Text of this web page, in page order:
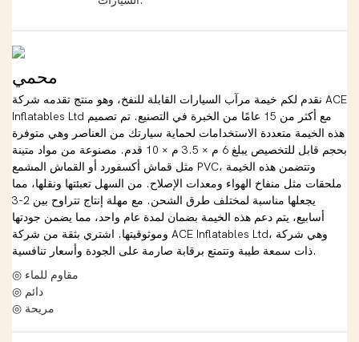
محمي
نقدم لكم خيمة مرآب السيارات القابلة للنفخ، وهو منتج تقدمه شركة ACE
Inflatables Ltd مع أكثر من 15 عامًا من الخبرة في التصنيع. تم تصميم
هذه الخيمة متعددة الاستخدامات لحماية سيارتك من العناصر وهي متوفرة
بحجم قابل للتخصيص يبلغ 6 م × 3.5 م × 10 قدم. مصنوعة من مواد متينة
مثل قماش أكسفورد أو القماش المشمع PVC، وتتضمن هذه الخيمة
ملحقات مثل منفاخ الهواء ومعدات الإصلاح. من السهل تعبئتها ونقلها، مما
يجعلها مناسبة لمختلف طرق الشحن. مع مهلة إنتاج تتراوح بين 2-3
أسابيع، يتم دعم هذه الخيمة بضمان لمدة عام واحد، مما يضمن جودتها
وموثوقيتها. اشتري بثقة من شركة ACE Inflatables Ltd، وهي شركة
ذات سمعة طيبة وتتمتع برقابة صارمة على الجودة وأسعار تنافسية.
◎ مقاوم للماء
◎ دائم
◎ مريحة